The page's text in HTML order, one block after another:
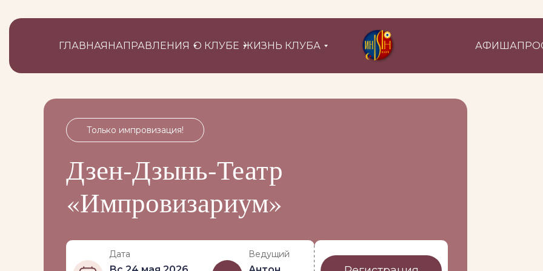
ГЛАВНАЯНАПРАВЛЕНИЯ О КЛУБЕ ЖИЗНЬ КЛУБА АФИША
Дзен-Дзынь-Театр
«Импровизариум»
Только импровизация!
Дата Ведущий